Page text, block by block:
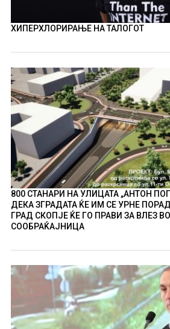
ХИПЕРХЛОРИРАЊЕ НА ТАЛОГОТ
800 СТАНАРИ НА УЛИЦАТА „АНТОН
ДЕКА ЗГРАДАТА ЌЕ ИМ СЕ УРНЕ
ГРАД СКОПЈЕ ЌЕ ГО ПРАВИ ЗА ВЛЕЗ
СООБРАЌАЈНИЦА